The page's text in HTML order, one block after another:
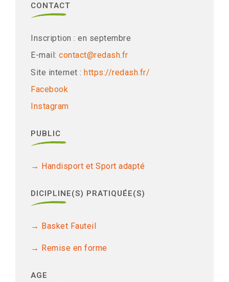
CONTACT
Inscription : en septembre
E-mail: contact@redash.fr
Site internet : https://redash.fr/
Facebook
Instagram
PUBLIC
Handisport et Sport adapté
DICIPLINE(S) PRATIQUÉE(S)
Basket Fauteil
Remise en forme
AGE